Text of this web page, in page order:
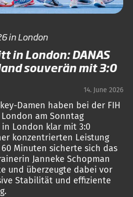
in London
in London: DANAS
souverän mit 3:0
14. June 2026
Damen haben bei der FIH
London am Sonntag
in London klar mit 3:0
konzentrierten Leistung
Minuten sicherte sich das
Janneke Schopman
und überzeugte dabei vor
Stabilität und effiziente